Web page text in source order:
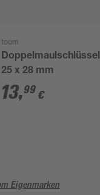
toom
Doppelmaulschlüssel
25 x 28 mm
13,99 €
Eigenmarken